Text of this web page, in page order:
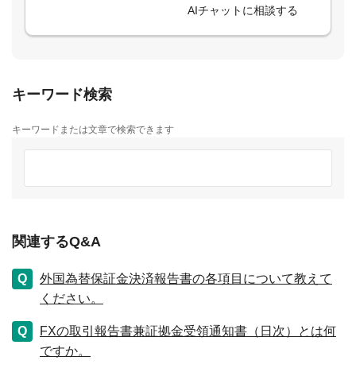
AIチャットに相談する
キーワード検索
キーワードまたは文章で検索できます
関連するQ&A
外国為替保証金決済報告書の各項目について教えて
ください。
FXの取引報告書兼証拠金受領通知書（日次）とは何
ですか。